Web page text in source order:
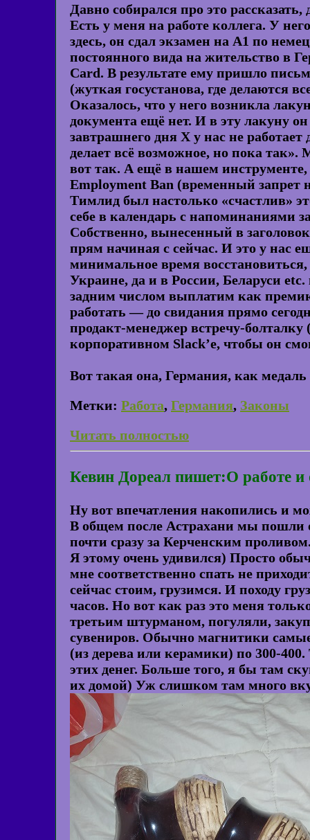
Давно собирался про это
Есть у меня на работе коллега. У
здесь, он сдал экзамен на A1 по
постоянного вида на жительство в
Card. В результате ему пришло
(жуткая госустанова, где делаются
Оказалось, что у него возникла
документа ещё нет. И в эту лакуну
завтрашнего дня X у нас не
делает всё возможное, но пока так».
вот так. А ещё в нашем
Employment Ban (временный запрет
Тимлид был настолько «счастлив»
себе в календарь с напоминаниями
Собственно, вынесенный в
прям начиная с сейчас. И это у нас
минимальное время
Украине, да и в России, Беларуси
задним числом выплатим как
работать — до свидания прямо
продакт-менеджер встречу-болталку
корпоративном Slack’е, чтобы он
Вот такая она, Германия, как
Метки: Работа, Германия, Законы
Читать полностью
Кевин Дореал пишет:О работе и
Ну вот впечатления накопились и
В общем после Астрахани мы пошли
почти сразу за Керченским
Я этому очень удивился) Просто
мне соответственно спать не
сейчас стоим, грузимся. И походу
часов. Но вот как раз это меня
третьим штурманом, погуляли,
сувениров. Обычно магнитики
(из дерева или керамики) по 300-
этих денег. Больше того, я бы там
их домой) Уж слишком там много